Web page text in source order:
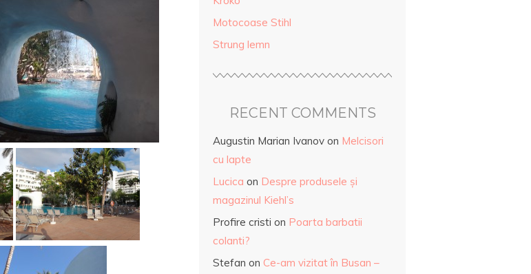
Motocoase Stihl
Strung lemn
RECENT COMMENTS
Augustin Marian Ivanov on Melcisori
cu lapte
Lucica on Despre produsele și
magazinul Kiehl’s
Profire cristi on Poarta barbatii
colanti?
Stefan on Ce-am vizitat în Busan –